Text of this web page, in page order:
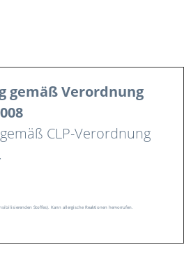
gemäß Verordnung
CLP-Verordnung
Stoffes). Kann allergische Reaktionen hervorrufen.